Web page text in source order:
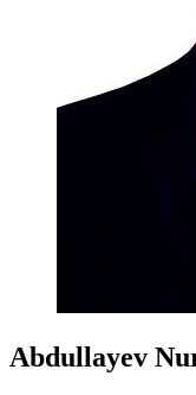
Abdullayev